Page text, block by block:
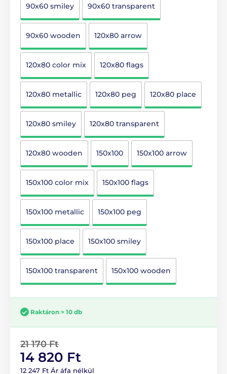
90x60 smiley 90x60 transparent
90x60 wooden 120x80 arrow
120x80 color mix 120x80 flags
120x80 metallic 120x80 peg 120x80 place
120x80 smiley 120x80 transparent
120x80 wooden 150x100 150x100 arrow
150x100 color mix 150x100 flags
150x100 metallic 150x100 peg
150x100 place 150x100 smiley
150x100 transparent 150x100 wooden
Raktáron > 10 db
21 170 Ft
14 820 Ft
12 247 Ft Ár áfa nélkül